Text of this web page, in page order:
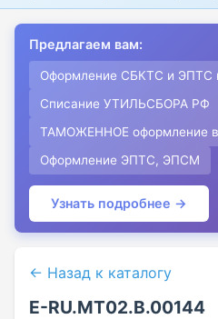
Предлагаем вам:
Оформление СБКТС и ЭПТС
Списание УТИЛЬСБОРА РФ
ТАМОЖЕННОЕ оформление в
Оформление ЭПТС, ЭПСМ
Узнать подробнее →
← Назад к каталогу
E-RU.MT02.B.00144